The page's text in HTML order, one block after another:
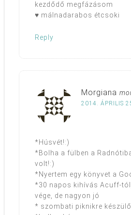
kezdődő megfázásom
♥ málnadarabos étcsoki
Reply
Morgiana
2014. ÁPRILIS
*Húsvét!:)
*Bolha a fülben a
volt!:)
*Nyertem egy könyvet a
*30 napos kihívás Acuff-
vége, de nagyon jó
* szombati piknikre